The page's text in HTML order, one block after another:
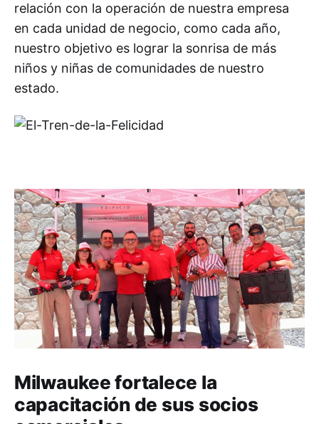
relación con la operación de nuestra empresa
en cada unidad de negocio, como cada año,
nuestro objetivo es lograr la sonrisa de más
niños y niñas de comunidades de nuestro
estado.
Milwaukee fortalece la
capacitación de sus socios